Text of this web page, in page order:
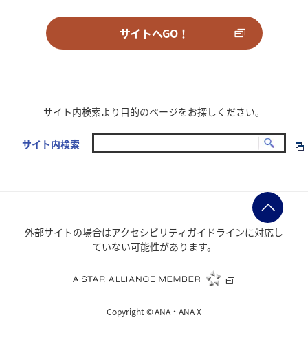
サイトへGO！
サイト内検索より目的のページをお探しください。
サイト内検索
外部サイトの場合はアクセシビリティガイドラインに対応し
ていない可能性があります。
Copyright ©ANA・ANA X